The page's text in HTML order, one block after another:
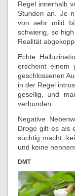
Regel innerhalb
Stunden an. Je
von sehr mild
schwierig, so
Realität
Echte
erscheint einem
geschlossenen
in der Regel
gesellig, und
verbunden.
Negative
Droge gilt es als
süchtig macht,
und keine
DMT